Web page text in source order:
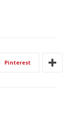
Pinterest